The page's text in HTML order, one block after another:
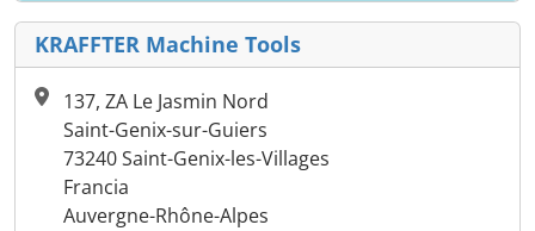
KRAFFTER Machine Tools
137, ZA Le Jasmin Nord
Saint-Genix-sur-Guiers
73240 Saint-Genix-les-Villages
Francia
Auvergne-Rhône-Alpes